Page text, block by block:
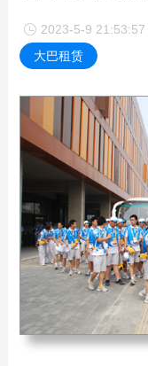
 2023-5-9 21:53:57
大巴租赁